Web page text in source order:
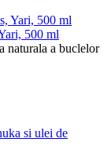
500 ml
naturala a buclelor